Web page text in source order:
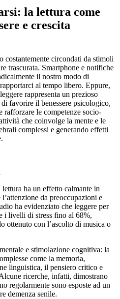
la lettura come
e crescita
costantemente circondati da stimoli
trascurata. Smartphone e notifiche
il nostro modo di
al tempo libero. Eppure,
rappresenta un prezioso
favorire il benessere psicologico,
le competenze socio-
che coinvolge la mente e le
complessi e generando effetti
ha un effetto calmante in
da preoccupazioni e
ha evidenziato che leggere per
i livelli di stress fino al 68%,
ottenuto con l’ascolto di musica o
e stimolazione cognitiva: la
come la memoria,
linguistica, il pensiero critico e
ricerche, infatti, dimostrano
regolarmente sono esposte ad un
demenza senile.